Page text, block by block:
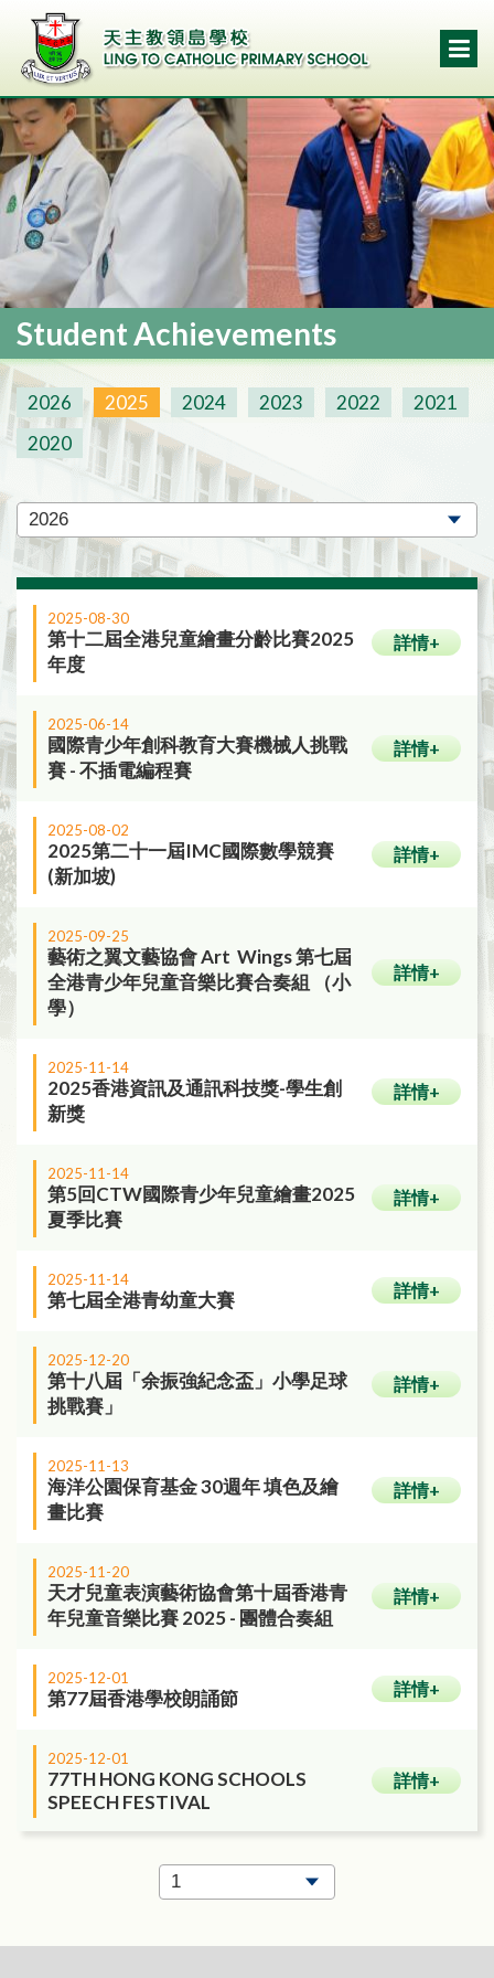
Student Achievements
2026 2025 2024 2023 2022
2021
2020
2025-08-30
第十二屆全港兒童繪畫分齡比賽2025
年度
詳情+
2025-06-14
國際青少年創科教育大賽機械人挑戰
賽 - 不插電編程賽
詳情+
2025-08-02
2025第二十一屆IMC國際數學競賽
(新加坡)
詳情+
2025-09-25
藝術之翼文藝協會 Art Wings 第七屆
全港青少年兒童音樂比賽合奏組 （小
學）
詳情+
2025-11-14
2025香港資訊及通訊科技獎-學生創
新獎
詳情+
2025-11-14
第5回CTW國際青少年兒童繪畫2025
夏季比賽
詳情+
2025-11-14
第七屆全港青幼童大賽 詳情+
2025-12-20
第十八屆「余振強紀念盃」小學足球
挑戰賽」
詳情+
2025-11-13
海洋公園保育基金 30週年 填色及繪
畫比賽
詳情+
2025-11-20
天才兒童表演藝術協會第十屆香港青
年兒童音樂比賽 2025 - 團體合奏組
詳情+
2025-12-01
第77屆香港學校朗誦節 詳情+
2025-12-01
77TH HONG KONG SCHOOLS
SPEECH FESTIVAL
詳情+